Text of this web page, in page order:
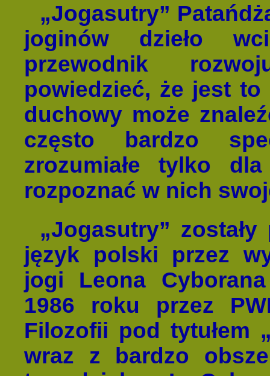
„Jogasutry”
joginów dzieło
przewodnik
powiedzieć, że jest
duchowy może
często bardzo
zrozumiałe tylko
rozpoznać w nich
„Jogasutry”
język polski przez
jogi Leona
1986 roku przez
Filozofii pod tytułem
wraz z bardzo